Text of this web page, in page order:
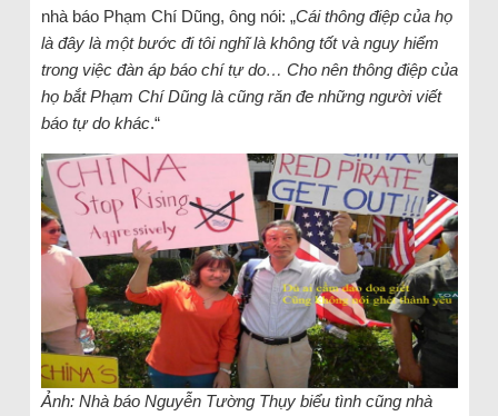
nhà báo Phạm Chí Dũng, ông nói: „Cái thông điệp của họ
là đây là một bước đi tôi nghĩ là không tốt và nguy hiểm
trong việc đàn áp báo chí tự do… Cho nên thông điệp của
họ bắt Phạm Chí Dũng là cũng răn đe những người viết
báo tự do khác.“
Ảnh: Nhà báo Nguyễn Tường Thụy biểu tình cũng nhà